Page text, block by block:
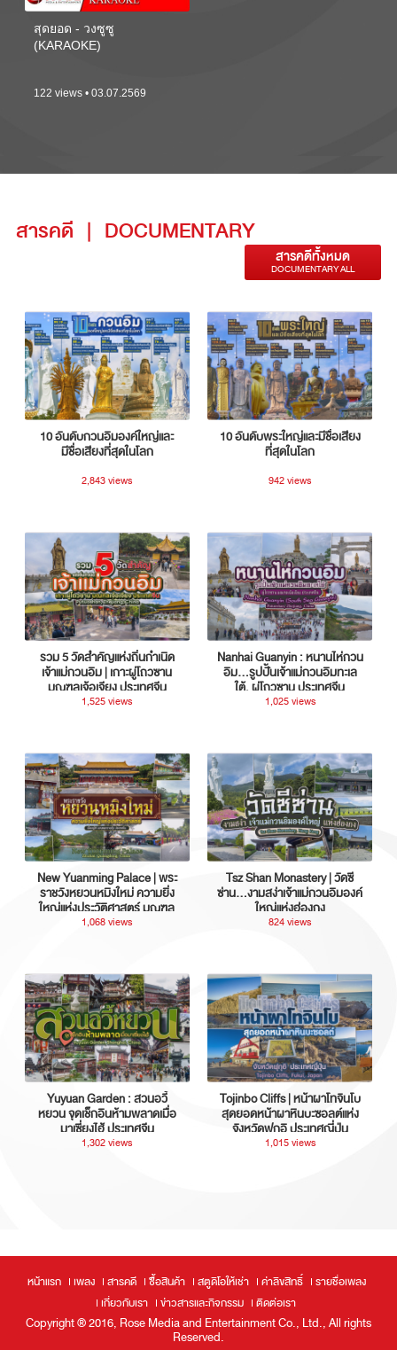
สุดยอด - วงซูซู
(KARAOKE)
122 views • 03.07.2569
สารคดี | DOCUMENTARY
สารคดีทั้งหมด
DOCUMENTARY ALL
10 อันดับกวนอิมองค์ใหญ่และ
มีชื่อเสียงที่สุดในโลก
2,843 views
10 อันดับพระใหญ่และมีชื่อเสียง
ที่สุดในโลก
942 views
รวม 5 วัดสำคัญแห่งถิ่นกำเนิด
เจ้าแม่กวนอิม | เกาะผู่โถวซาน
มณฑลเจ้อเจียง ประเทศจีน
1,525 views
Nanhai Guanyin : หนานไห่กวน
อิม...รูปปั้นเจ้าแม่กวนอิมทะเล
ใต้, ผู่โถวซาน ประเทศจีน
1,025 views
New Yuanming Palace | พระ
ราชวังหยวนหมิงใหม่ ความยิ่ง
ใหญ่แห่งประวัติศาสตร์ มณฑล
กวางตุ้ง ประเทศจีน
1,068 views
Tsz Shan Monastery | วัดซี
ซ่าน…งามสง่าเจ้าแม่กวนอิมองค์
ใหญ่แห่งฮ่องกง
824 views
Yuyuan Garden : สวนอวี้
หยวน จุดเช็กอินห้ามพลาดเมื่อ
มาเซี่ยงไฮ้ ประเทศจีน
1,302 views
Tojinbo Cliffs | หน้าผาโทจินโบ
สุดยอดหน้าผาหินบะซอลต์แห่ง
จังหวัดฟุกุอิ ประเทศญี่ปุ่น
1,015 views
หน้าแรก เพลง สารคดี ซื้อสินค้า สตูดิโอให้เช่า ค่าลิขสิทธิ์
รายชื่อเพลง
เกี่ยวกับเรา
ข่าวสารและกิจกรรม ติดต่อเรา
Copyright ® 2016, Rose Media and Entertainment Co., Ltd., All rights
Reserved.